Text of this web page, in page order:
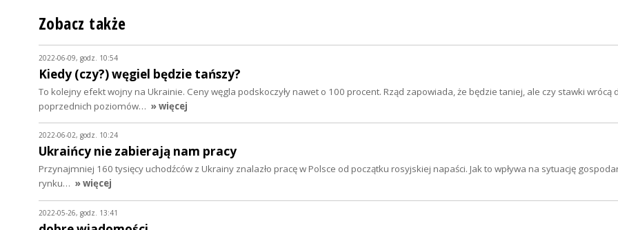
Zobacz także
2022-06-09, godz. 10:54
Kiedy (czy?) węgiel będzie tańszy?
To kolejny efekt wojny na Ukrainie. Ceny węgla podskoczyły nawet o 100 procent. Rząd zapowiada, że będzie taniej, ale czy stawki wrócą
poprzednich poziomów… » więcej
2022-06-02, godz. 10:24
Ukraińcy nie zabierają nam pracy
Przynajmniej 160 tysięcy uchodźców z Ukrainy znalazło pracę w Polsce od początku rosyjskiej napaści. Jak to wpływa na sytuację
rynku… » więcej
2022-05-26, godz. 13:41